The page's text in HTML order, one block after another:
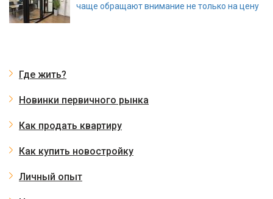
чаще обращают внимание не только на цену
Где жить?
Новинки первичного рынка
Как продать квартиру
Как купить новостройку
Личный опыт